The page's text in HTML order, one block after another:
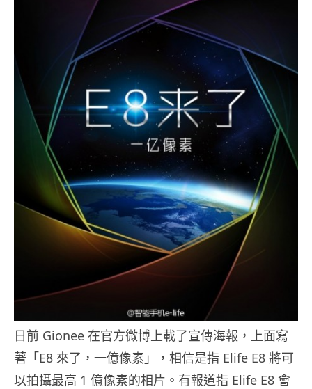
日前 Gionee 在官方微博上載了宣傳海報，上面寫
著「E8 來了，一億像素」，相信是指 Elife E8 將可
以拍攝最高 1 億像素的相片。有報道指 Elife E8 會